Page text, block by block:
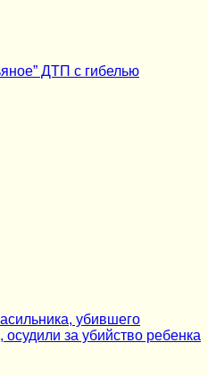
ДТП с гибелью
убившего
за убийство ребенка